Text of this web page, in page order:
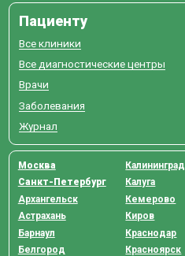
Пациенту
Все клиники
Все диагностические центры
Врачи
Заболевания
Журнал
Москва
Санкт-Петербург
Архангельск
Астрахань
Барнаул
Белгород
Калининград
Калуга
Кемерово
Киров
Краснодар
Красноярск